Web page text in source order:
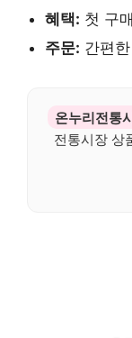
혜택: 첫 구
주문: 간편
온누리전통
전통시장 상